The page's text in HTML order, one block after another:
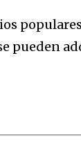
pueden